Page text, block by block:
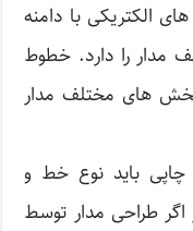
الکتریکی با دامنه
مدار را دارد. خطوط
بخش های مختلف مدار
باید نوع خط و
طراحی مدار توسط